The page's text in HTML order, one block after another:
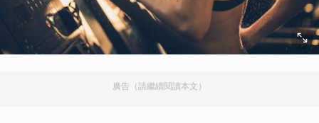
廣告（請繼續閱讀本文）